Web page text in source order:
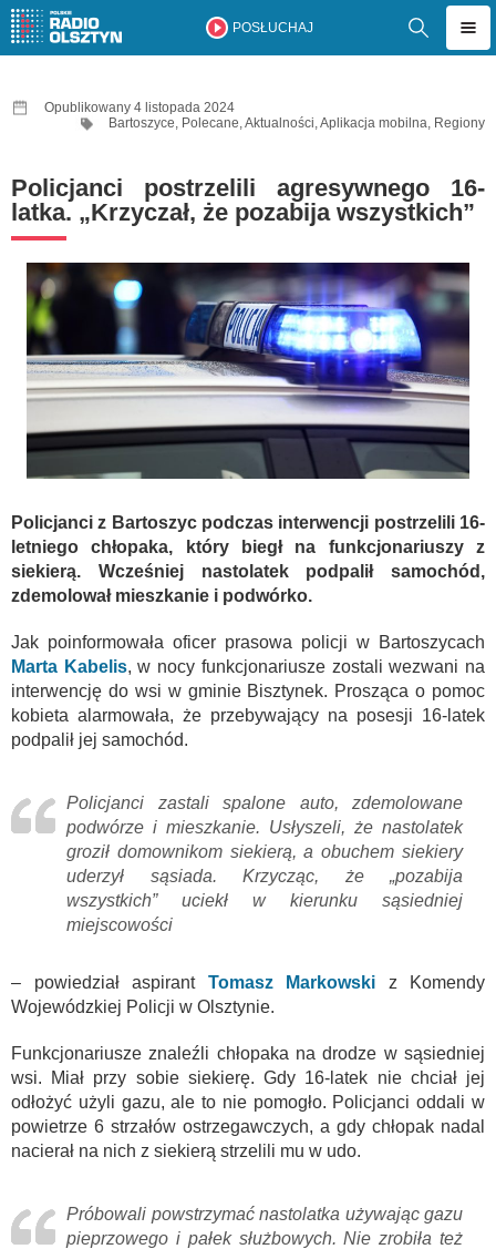
POSŁUCHAJ
Opublikowany 4 listopada 2024
Bartoszyce, Polecane,Aktualności,Aplikacja mobilna, Regiony
Policjanci postrzelili agresywnego 16-
latka. „Krzyczał, że pozabija wszystkich”
Policjanci z Bartoszyc podczas interwencji postrzelili 16-
letniego chłopaka, który biegł na funkcjonariuszy z
siekierą. Wcześniej nastolatek podpalił samochód,
zdemolował mieszkanie i podwórko.
Jak poinformowała oficer prasowa policji w Bartoszycach
Marta Kabelis, w nocy funkcjonariusze zostali wezwani na
interwencję do wsi w gminie Bisztynek. Prosząca o pomoc
kobieta alarmowała, że przebywający na posesji 16-latek
podpalił jej samochód.
Policjanci zastali spalone auto, zdemolowane
podwórze i mieszkanie. Usłyszeli, że nastolatek
groził domownikom siekierą, a obuchem siekiery
uderzył sąsiada. Krzycząc, że „pozabija
wszystkich” uciekł w kierunku sąsiedniej
miejscowości
– powiedział aspirant Tomasz Markowski z Komendy
Wojewódzkiej Policji w Olsztynie.
Funkcjonariusze znaleźli chłopaka na drodze w sąsiedniej
wsi. Miał przy sobie siekierę. Gdy 16-latek nie chciał jej
odłożyć użyli gazu, ale to nie pomogło. Policjanci oddali w
powietrze 6 strzałów ostrzegawczych, a gdy chłopak nadal
nacierał na nich z siekierą strzelili mu w udo.
Próbowali powstrzymać nastolatka używając gazu
pieprzowego i pałek służbowych. Nie zrobiła też